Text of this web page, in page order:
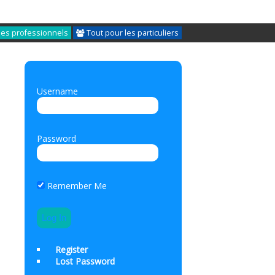
professionnels Tout pour les particuliers
Username
Password
Remember Me
Register
Lost Password